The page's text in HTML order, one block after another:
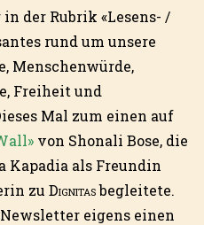
der Rubrik «Lesens- /
rund um unsere
Menschenwürde,
Freiheit und
Mal zum einen auf
von Shonali Bose, die
Kapadia als Freundin
zu Dignitasbegleitete.
eigens einen